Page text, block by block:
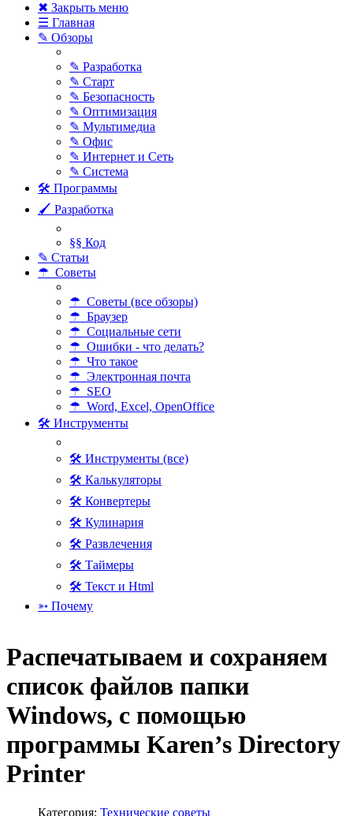
✖ Закрыть меню
☰ Главная
✎ Обзоры
✎ Разработка
✎ Старт
✎ Безопасность
✎ Оптимизация
✎ Мультимедиа
✎ Офис
✎ Интернет и Сеть
✎ Система
🛠 Программы
🖌 Разработка
§§ Код
✎ Статьи
☂ Советы
☂ Советы (все обзоры)
☂ Браузер
☂ Социальные сети
☂ Ошибки - что делать?
☂ Что такое
☂ Электронная почта
☂ SEO
☂ Word, Excel, OpenOffice
🛠 Инструменты
🛠 Инструменты (все)
🛠 Калькуляторы
🛠 Конвертеры
🛠 Кулинария
🛠 Развлечения
🛠 Таймеры
🛠 Текст и Html
➳ Почему
Распечатываем и сохраняем
список файлов папки
Windows, с помощью
программы Karen’s Directory
Printer
Категория: Технические советы